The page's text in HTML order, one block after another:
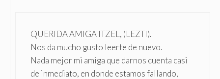
QUERIDA AMIGA ITZEL, (LEZTI).
Nos da mucho gusto leerte de nuevo.
Nada mejor mi amiga que darnos cuenta casi
de inmediato, en donde estamos fallando,